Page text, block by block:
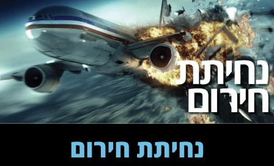
נחיתת חירום